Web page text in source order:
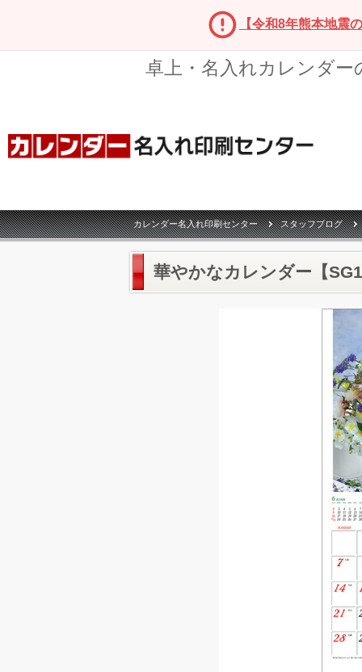
【令和8年熊本地震
卓上・名入れカレンダ
カレンダー名入れ印刷センター スタッフブログ
華やかなカレンダー【